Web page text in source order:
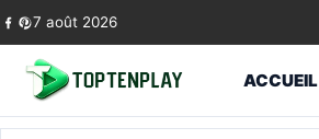
Skip to content
7 août 2026
ACCUEIL